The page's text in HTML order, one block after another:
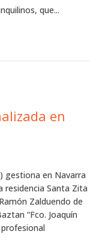
que...
en
gestiona en Navarra
residencia Santa Zita
Zalduendo de
“Fco. Joaquín